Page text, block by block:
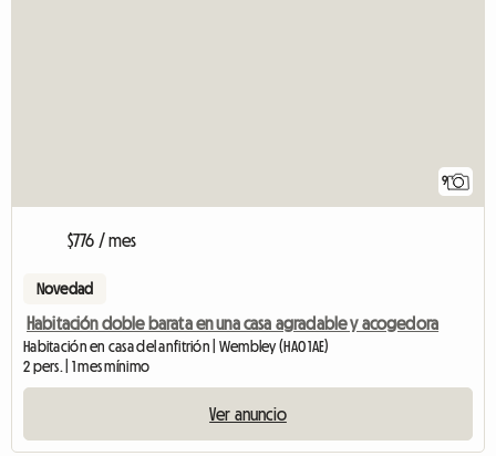
9
$776 / mes
Novedad
Habitación doble barata en una casa agradable y acogedora
Habitación en casa del anfitrión | Wembley (HA0 1AE)
2 pers. | 1 mes mínimo
Ver anuncio